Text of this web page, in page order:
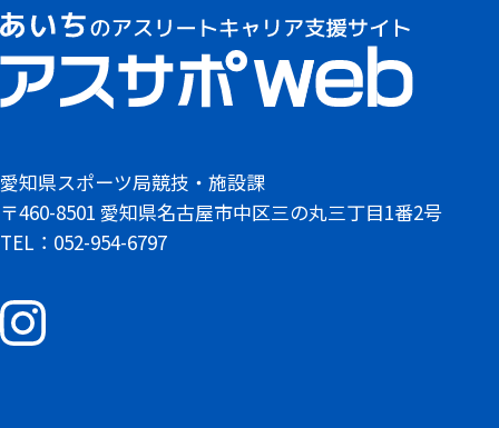
愛知県スポーツ局競技・施設課
〒460-8501 愛知県名古屋市中区三の丸三丁目1番2号
TEL：052-954-6797